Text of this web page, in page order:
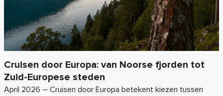
Cruisen door Europa: van Noorse fjorden tot
Zuid-Europese steden
April 2026 – Cruisen door Europa betekent kiezen tussen